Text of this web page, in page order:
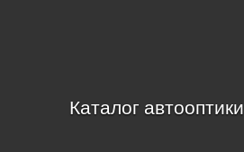
Каталог автооптики